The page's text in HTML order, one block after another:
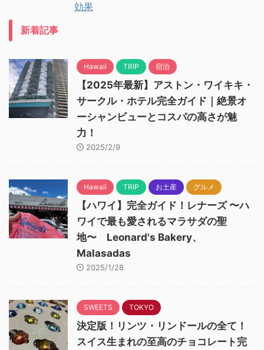
効果
新着記事
Hawaii TRIP 宿泊
【2025年最新】アストン・ワイキキ・
サークル・ホテル完全ガイド｜絶景オ
ーシャンビューとコスパの高さが魅
力！
2025/2/9
Hawaii TRIP お土産 グルメ
【ハワイ】完全ガイド！レナーズ 〜ハ
ワイで最も愛されるマラサダの聖
地〜 Leonard's Bakery、
Malasadas
2025/1/28
SWEETS TOKYO
決定版！リンツ・リンドールの全て！
スイス生まれの至高のチョコレート完